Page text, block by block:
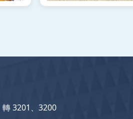
3201、3200